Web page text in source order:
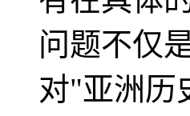
问题不仅
对"亚洲历